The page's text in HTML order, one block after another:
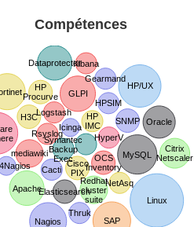
Compétences
HP/UX
Linux
Oracle
MySQL
Elasticsearch
Citrix
Netscaler
Redhat
cluster
suite
Apache
SAP
Nagios
Thruk
Cacti
Icinga
Gearmand
HPSIM
SNMP
HyperV
NetAsq
Cisco
PIX
H3C
HP
Procurve
HP
IMC
Dataprotector
Symantec
Backup
Exec
GLPI
OCS
Inventory
mediawiki
Rsyslog
Logstash
Kibana